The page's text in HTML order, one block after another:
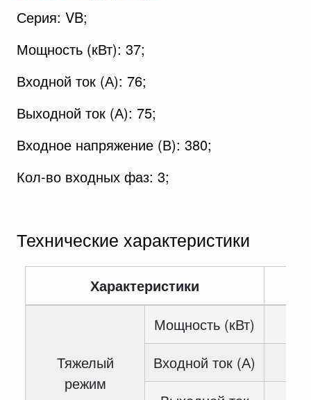
Серия: VB;
Мощность (кВт): 37;
Входной ток (А): 76;
Выходной ток (А): 75;
Входное напряжение (В): 380;
Кол-во входных фаз: 3;
Технические характеристики
Характеристики
Тяжелый
режим
Мощность (кВт)
Входной ток (А)